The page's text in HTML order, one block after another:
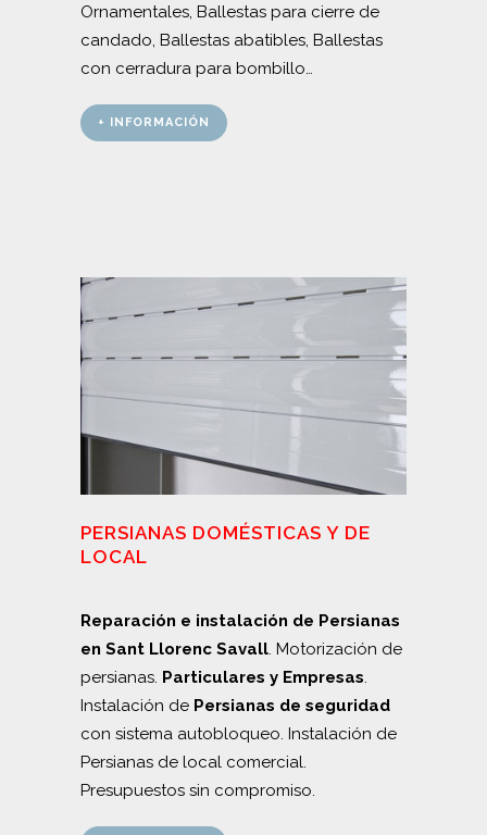
Ornamentales, Ballestas para cierre de
candado, Ballestas abatibles, Ballestas
con cerradura para bombillo…
+ INFORMACIÓN
PERSIANAS DOMÉSTICAS Y DE
LOCAL
Reparación e instalación de Persianas
en Sant Llorenc Savall. Motorización de
persianas. Particulares y Empresas.
Instalación de Persianas de seguridad
con sistema autobloqueo. Instalación de
Persianas de local comercial.
Presupuestos sin compromiso.